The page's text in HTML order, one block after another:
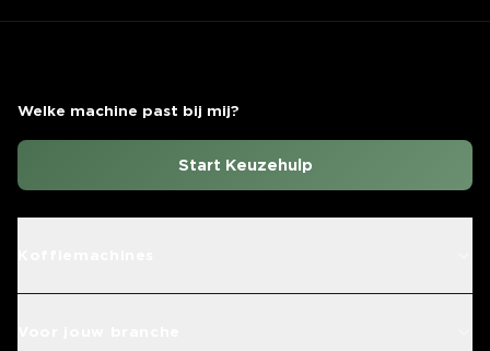
Welke machine past bij mij?
Start Keuzehulp